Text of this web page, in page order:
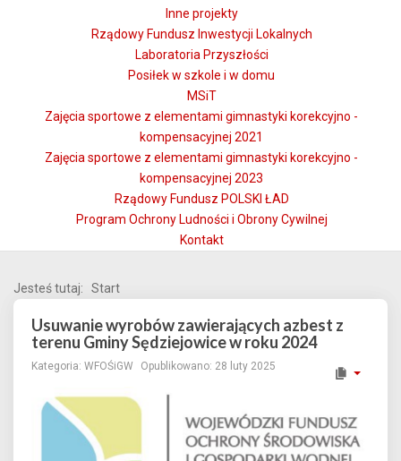
Inne projekty
Rządowy Fundusz Inwestycji Lokalnych
Laboratoria Przyszłości
Posiłek w szkole i w domu
MSiT
Zajęcia sportowe z elementami gimnastyki korekcyjno -
kompensacyjnej 2021
Zajęcia sportowe z elementami gimnastyki korekcyjno -
kompensacyjnej 2023
Rządowy Fundusz POLSKI ŁAD
Program Ochrony Ludności i Obrony Cywilnej
Kontakt
Jesteś tutaj: Start
Usuwanie wyrobów zawierających azbest z
terenu Gminy Sędziejowice w roku 2024
Kategoria: WFOŚiGW Opublikowano: 28 luty 2025